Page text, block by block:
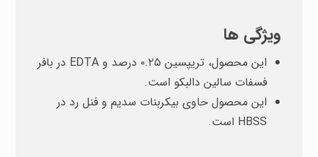
ویژگی ها
این محصول، تریپسین ۰.۲۵ درصد و EDTA در بافر
فسفات سالین دالبکو است.
این محصول حاوی بیکربنات سدیم و فنل رد در
HBSS است.